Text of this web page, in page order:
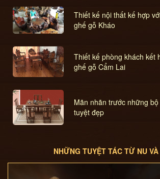
Thiết kế nội thất kế hợp
ghế gỗ Kháo
Thiết kế phòng khách kết
ghế gỗ Cẩm Lai
Mãn nhãn trước những
tuyệt đẹp
NHỮNG TUYỆT TÁC TỪ NU